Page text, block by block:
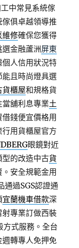
中常見系統傢
傢俱卓越領導推
維修確保您獲得
金融蘆洲屏東
人信用狀況特
能且時尚燈具選
貨櫃屋和規格貨
舖利息專業土
錢便宜價格用
用貨櫃屋官方
眼鏡對近
的改造中古貨
安全規範金用
通過SGS認證通
宜蘭機車借款深
專業訂做西裝
方式服務。全台
週轉專人免押免